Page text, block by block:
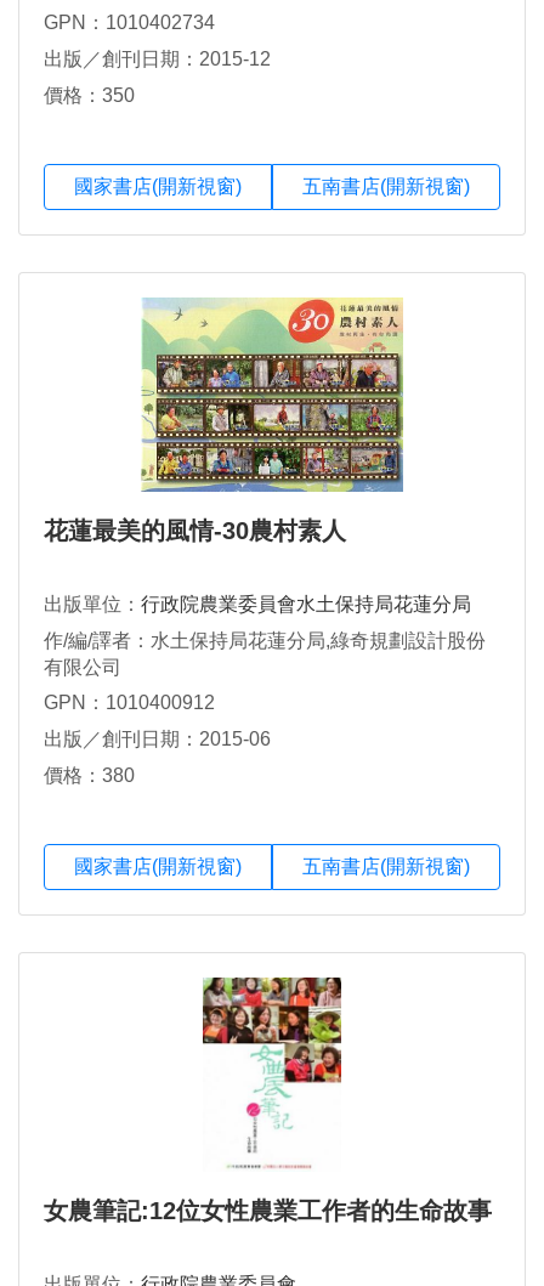
GPN：1010402734
出版／創刊日期：2015-12
價格：350
國家書店(開新視窗) 五南書店(開新視窗)
花蓮最美的風情-30農村素人
出版單位： 行政院農業委員會水土保持局花蓮分局
作/編/譯者：水土保持局花蓮分局,綠奇規劃設計股份
有限公司
GPN：1010400912
出版／創刊日期：2015-06
價格：380
國家書店(開新視窗) 五南書店(開新視窗)
女農筆記:12位女性農業工作者的生命故事